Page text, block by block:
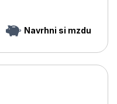
Navrhni si mzdu